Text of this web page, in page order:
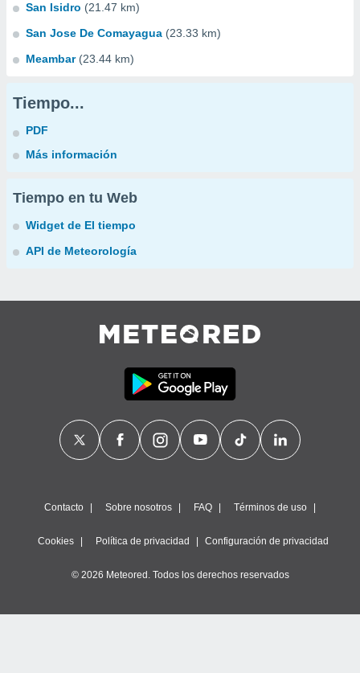
San Isidro (21.47 km)
San Jose De Comayagua (23.33 km)
Meambar (23.44 km)
Tiempo...
PDF
Más información
Tiempo en tu Web
Widget de El tiempo
API de Meteorología
Contacto Sobre nosotros FAQ Términos de uso
Cookies Política de privacidad Configuración de privacidad
© 2026 Meteored. Todos los derechos reservados